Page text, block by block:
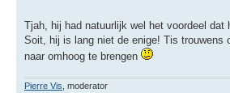
Tjah, hij had natuurlijk wel het voordeel
Soit, hij is lang niet de enige! Tis trouwens
naar omhoog te brengen
Pierre Vis , moderator